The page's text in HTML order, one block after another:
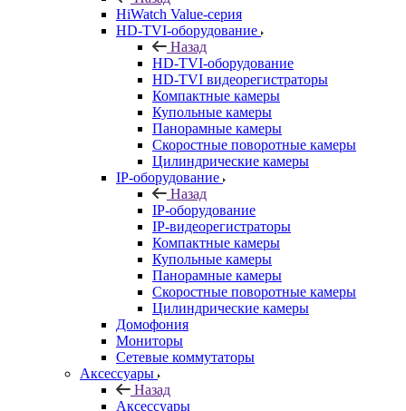
HiWatch Value-серия
HD-TVI-оборудование
Назад
HD-TVI-оборудование
HD-TVI видеорегистраторы
Компактные камеры
Купольные камеры
Панорамные камеры
Скоростные поворотные камеры
Цилиндрические камеры
IP-оборудование
Назад
IP-оборудование
IP-видеорегистраторы
Компактные камеры
Купольные камеры
Панорамные камеры
Скоростные поворотные камеры
Цилиндрические камеры
Домофония
Мониторы
Сетевые коммутаторы
Аксессуары
Назад
Аксессуары